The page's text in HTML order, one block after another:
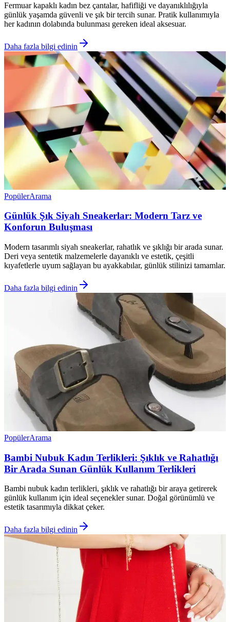
Fermuar kapaklı kadın bez çantalar, hafifliği ve dayanıklılığıyla
günlük yaşamda güvenli ve şık bir tercih sunar. Pratik kullanımıyla
her kadının dolabında bulunması gereken ideal aksesuar.
Daha fazla bilgi edinin
PopülerArama
Günlük Şık Siyah Sneakerlar: Modern Tarz ve
Konforun Buluşması
Modern tasarımlı siyah sneakerlar, rahatlık ve şıklığı bir arada sunar.
Deri veya sentetik malzemelerle dayanıklı ve estetik, çeşitli
kıyafetlerle uyum sağlayan bu ayakkabılar, günlük stilinizi tamamlar.
Daha fazla bilgi edinin
PopülerArama
Bambi Nubuk Kadın Terlikleri: Şıklık ve Rahatlığı
Bir Arada Sunan Günlük Kullanım Terlikleri
Bambi nubuk kadın terlikleri, şıklık ve rahatlığı bir araya getirerek
günlük kullanım için ideal seçenekler sunar. Doğal görünümlü ve
estetik tasarımıyla dikkat çeker.
Daha fazla bilgi edinin